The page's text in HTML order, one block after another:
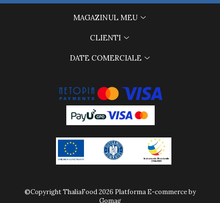
MAGAZINUL MEU
CLIENTI
DATE COMERCIALE
©Copyright ThaliaFood 2026 Platforma E-commerce by
Gomag